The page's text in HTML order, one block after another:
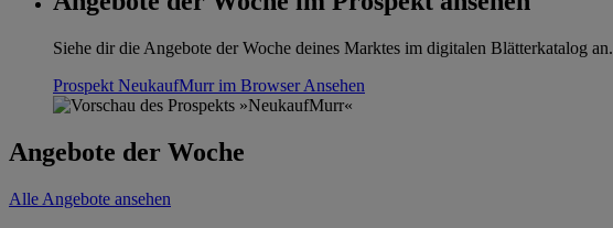
Siehe dir die Angebote der Woche deines Marktes im digitalen Blätterkatalog an.
Prospekt NeukaufMurr im BrowserAnsehen
Angebote der Woche
Alle Angebote ansehen